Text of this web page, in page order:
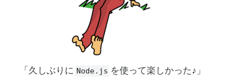
「久しぶりに Node.js を使って楽しかった♪」